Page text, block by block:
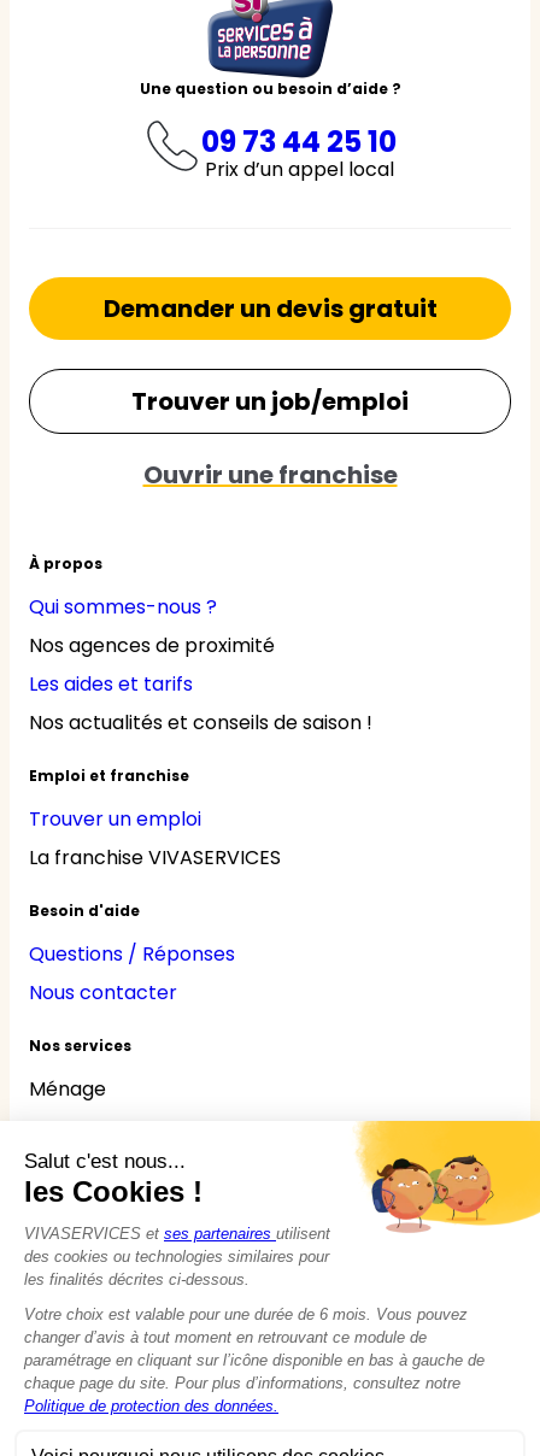
Une question ou besoin d’aide ?
09 73 44 25 10
Prix d’un appel local
À propos
Qui sommes-nous ?
Nos agences de proximité
Les aides et tarifs
Nos actualités et conseils de saison !
Emploi et franchise
Trouver un emploi
La franchise VIVASERVICES
Besoin d'aide
Questions / Réponses
Nous contacter
Nos services
Ménage
Jardinage
Bricolage
Nounou
Seniors
Handicaps
Demander un devis gratuit
Trouver un job/emploi
Ouvrir une franchise
© 2015 - 2026VIVASERVICES
Modifier vos préférences en matière de cookies